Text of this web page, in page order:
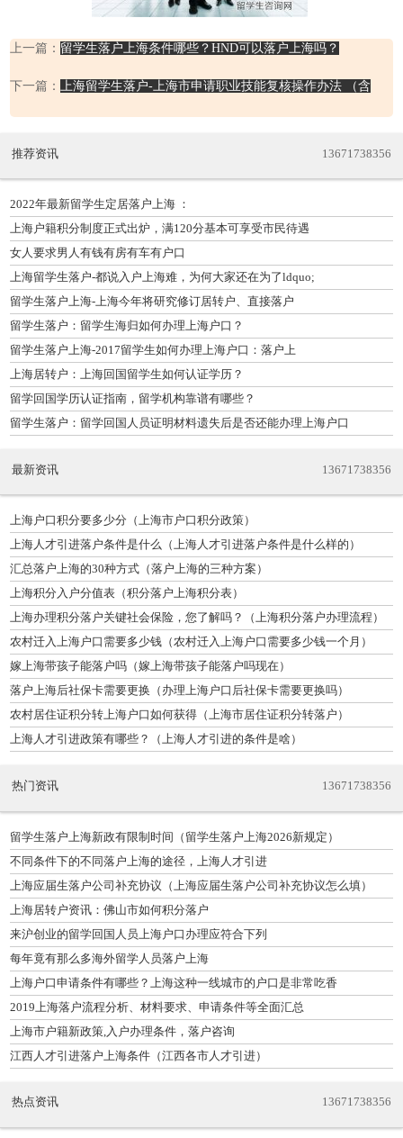
上一篇： 留学生落户上海条件哪些？HND可以落户上海吗？
下一篇： 上海留学生落户-上海市申请职业技能复核操作办法 （含
推荐资讯 13671738356
2022年最新留学生定居落户上海 ：
上海户籍积分制度正式出炉，满120分基本可享受市民待遇
女人要求男人有钱有房有车有户口
上海留学生落户-都说入户上海难，为何大家还在为了ldquo;
留学生落户上海-上海今年将研究修订居转户、直接落户
留学生落户：留学生海归如何办理上海户口？
留学生落户上海-2017留学生如何办理上海户口：落户上
上海居转户：上海回国留学生如何认证学历？
留学回国学历认证指南，留学机构靠谱有哪些？
留学生落户：留学回国人员证明材料遗失后是否还能办理上海户口
最新资讯 13671738356
上海户口积分要多少分（上海市户口积分政策）
上海人才引进落户条件是什么（上海人才引进落户条件是什么样的）
汇总落户上海的30种方式（落户上海的三种方案）
上海积分入户分值表（积分落户上海积分表）
上海办理积分落户关键社会保险，您了解吗？（上海积分落户办理流程）
农村迁入上海户口需要多少钱（农村迁入上海户口需要多少钱一个月）
嫁上海带孩子能落户吗（嫁上海带孩子能落户吗现在）
落户上海后社保卡需要更换（办理上海户口后社保卡需要更换吗）
农村居住证积分转上海户口如何获得（上海市居住证积分转落户）
上海人才引进政策有哪些？（上海人才引进的条件是啥）
热门资讯 13671738356
留学生落户上海新政有限制时间（留学生落户上海2026新规定）
不同条件下的不同落户上海的途径，上海人才引进
上海应届生落户公司补充协议（上海应届生落户公司补充协议怎么填）
上海居转户资讯：佛山市如何积分落户
来沪创业的留学回国人员上海户口办理应符合下列
每年竟有那么多海外留学人员落户上海
上海户口申请条件有哪些？上海这种一线城市的户口是非常吃香
2019上海落户流程分析、材料要求、申请条件等全面汇总
上海市户籍新政策,入户办理条件，落户咨询
江西人才引进落户上海条件（江西各市人才引进）
热点资讯 13671738356